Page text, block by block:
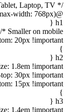
/* Responsive Styles for Mobile, Tablet, Laptop, TV */
@media (max-width: 768px) {
h1 {
Smaller on mobile */
20px !important;
}
h2 {
1.8em !important;
30px !important;
15px !important;
}
h3 {
1.4em !important;